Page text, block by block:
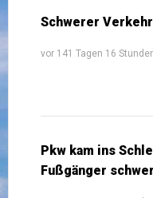
Schwerer
vor 141 Tagen 16
Pkw kam ins
Fußgänger